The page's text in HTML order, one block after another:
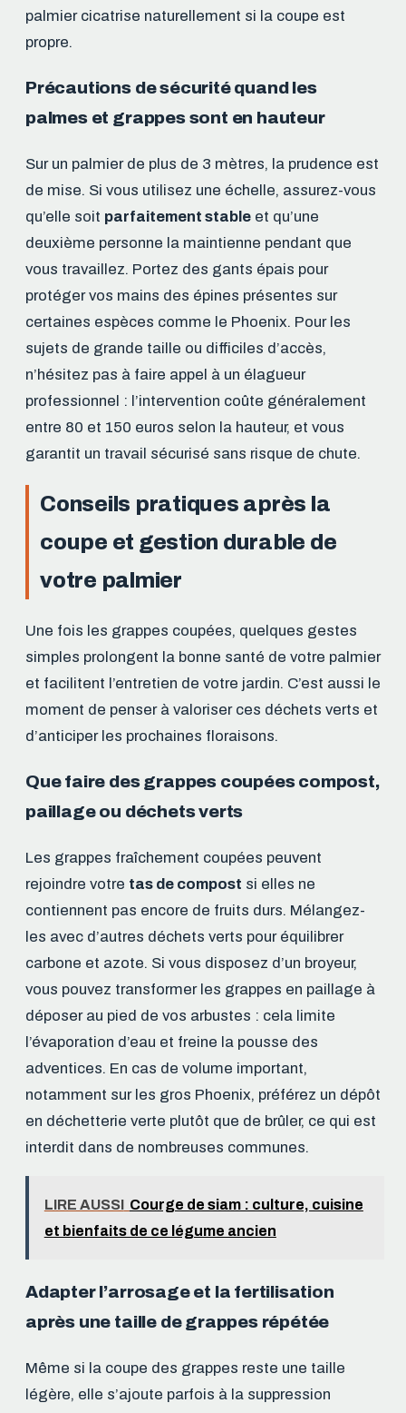
palmier cicatrise naturellement si la coupe est
propre.
Précautions de sécurité quand les
palmes et grappes sont en hauteur
Sur un palmier de plus de 3 mètres, la prudence est
de mise. Si vous utilisez une échelle, assurez-vous
qu’elle soit parfaitement stable et qu’une
deuxième personne la maintienne pendant que
vous travaillez. Portez des gants épais pour
protéger vos mains des épines présentes sur
certaines espèces comme le Phoenix. Pour les
sujets de grande taille ou difficiles d’accès,
n’hésitez pas à faire appel à un élagueur
professionnel : l’intervention coûte généralement
entre 80 et 150 euros selon la hauteur, et vous
garantit un travail sécurisé sans risque de chute.
Conseils pratiques après la
coupe et gestion durable de
votre palmier
Une fois les grappes coupées, quelques gestes
simples prolongent la bonne santé de votre palmier
et facilitent l’entretien de votre jardin. C’est aussi le
moment de penser à valoriser ces déchets verts et
d’anticiper les prochaines floraisons.
Que faire des grappes coupées compost,
paillage ou déchets verts
Les grappes fraîchement coupées peuvent
rejoindre votre tas de compost si elles ne
contiennent pas encore de fruits durs. Mélangez-
les avec d’autres déchets verts pour équilibrer
carbone et azote. Si vous disposez d’un broyeur,
vous pouvez transformer les grappes en paillage à
déposer au pied de vos arbustes : cela limite
l’évaporation d’eau et freine la pousse des
adventices. En cas de volume important,
notamment sur les gros Phoenix, préférez un dépôt
en déchetterie verte plutôt que de brûler, ce qui est
interdit dans de nombreuses communes.
LIRE AUSSI Courge de siam : culture, cuisine
et bienfaits de ce légume ancien
Adapter l’arrosage et la fertilisation
après une taille de grappes répétée
Même si la coupe des grappes reste une taille
légère, elle s’ajoute parfois à la suppression